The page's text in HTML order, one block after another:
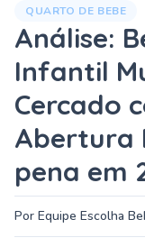
QUARTO DE BEBE
Análise:
Infantil
Cercado
Abertura
pena em
Por Equipe Escolha